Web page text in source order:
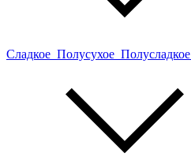
Сладкое Полусухое Полусладкое